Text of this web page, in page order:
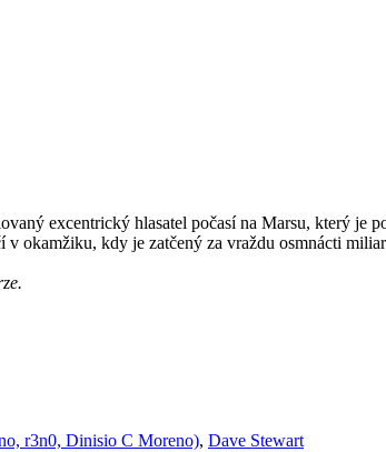
excentrický hlasatel počasí na Marsu, který je
v okamžiku, kdy je zatčený za vraždu osmnácti
r3n0, Dinisio C Moreno), Dave Stewart